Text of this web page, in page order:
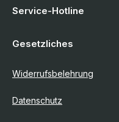
Service-Hotline
Gesetzliches
Widerrufsbelehrung
Datenschutz